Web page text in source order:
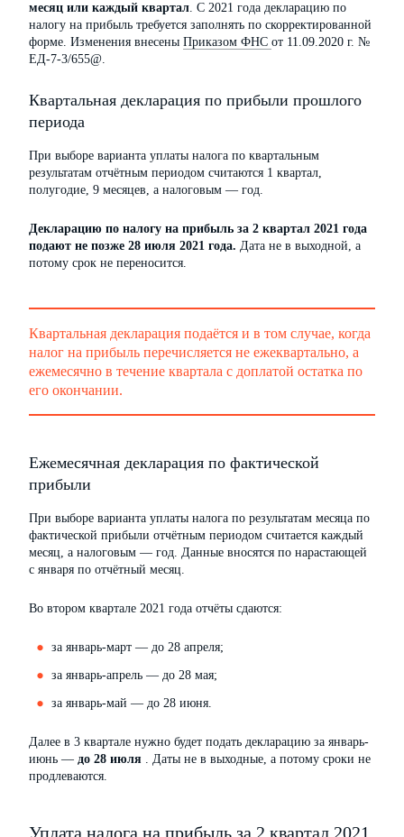
месяц или каждый квартал. С 2021 года декларацию по
налогу на прибыль требуется заполнять по скорректированной
форме. Изменения внесены Приказом ФНС от 11.09.2020 г. №
ЕД-7-3/655@.
Квартальная декларация по прибыли прошлого
периода
При выборе варианта уплаты налога по квартальным
результатам отчётным периодом считаются 1 квартал,
полугодие, 9 месяцев, а налоговым — год.
Декларацию по налогу на прибыль за 2 квартал 2021 года
подают не позже 28 июля 2021 года. Дата не в выходной, а
потому срок не переносится.
Квартальная декларация подаётся и в том случае, когда
налог на прибыль перечисляется не ежеквартально, а
ежемесячно в течение квартала с доплатой остатка по
его окончании.
Ежемесячная декларация по фактической
прибыли
При выборе варианта уплаты налога по результатам месяца по
фактической прибыли отчётным периодом считается каждый
месяц, а налоговым — год. Данные вносятся по нарастающей
с января по отчётный месяц.
Во втором квартале 2021 года отчёты сдаются:
за январь-март — до 28 апреля;
за январь-апрель — до 28 мая;
за январь-май — до 28 июня.
Далее в 3 квартале нужно будет подать декларацию за январь-
июнь — до 28 июля . Даты не в выходные, а потому сроки не
продлеваются.
Уплата налога на прибыль за 2 квартал 2021